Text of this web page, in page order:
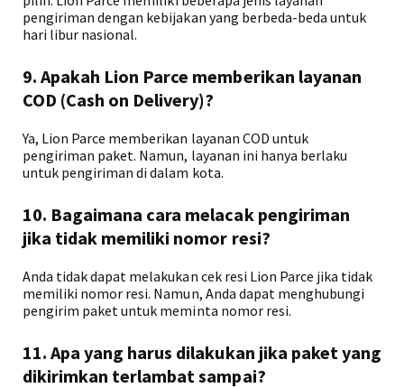
pengiriman dengan kebijakan yang berbeda-beda untuk
hari libur nasional.
9. Apakah Lion Parce memberikan layanan
COD (Cash on Delivery)?
Ya, Lion Parce memberikan layanan COD untuk
pengiriman paket. Namun, layanan ini hanya berlaku
untuk pengiriman di dalam kota.
10. Bagaimana cara melacak pengiriman
jika tidak memiliki nomor resi?
Anda tidak dapat melakukan cek resi Lion Parce jika tidak
memiliki nomor resi. Namun, Anda dapat menghubungi
pengirim paket untuk meminta nomor resi.
11. Apa yang harus dilakukan jika paket yang
dikirimkan terlambat sampai?